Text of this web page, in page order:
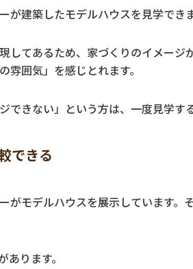
建築したモデルハウスを見学できま
してあるため、家づくりのイメージ
囲気」を感じとれます。
できない」という方は、一度見学す
できる
がモデルハウスを展示しています。
ります。